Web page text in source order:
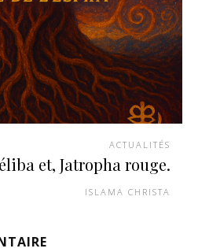
ACTUALITÉS
et, Jatropha rouge.
ISLAMA CHRISTA